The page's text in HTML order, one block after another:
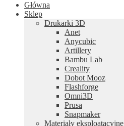
Główna
Sklep
Drukarki 3D
Anet
Anycubic
Artillery
Bambu Lab
Creality
Dobot Mooz
Flashforge
Omni3D
Prusa
Snapmaker
Materiały eksploatacyjne